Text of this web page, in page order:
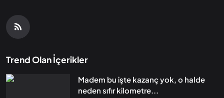
Trend Olan İçerikler
Madem bu işte kazanç yok, o halde
neden sıfır kilometre...